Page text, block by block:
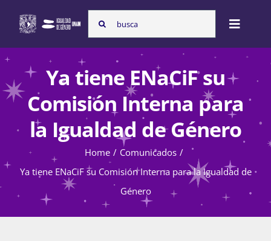
content
Search
for:
Toggle
Inicio
Nosotras
Programas
Atención de la violencia de género
Ya tiene ENaCiF su
Comisión Interna para
la Igualdad de Género
Home
Comunicados
Ya tiene ENaCiF su Comisión Interna para la Igualdad de
Género